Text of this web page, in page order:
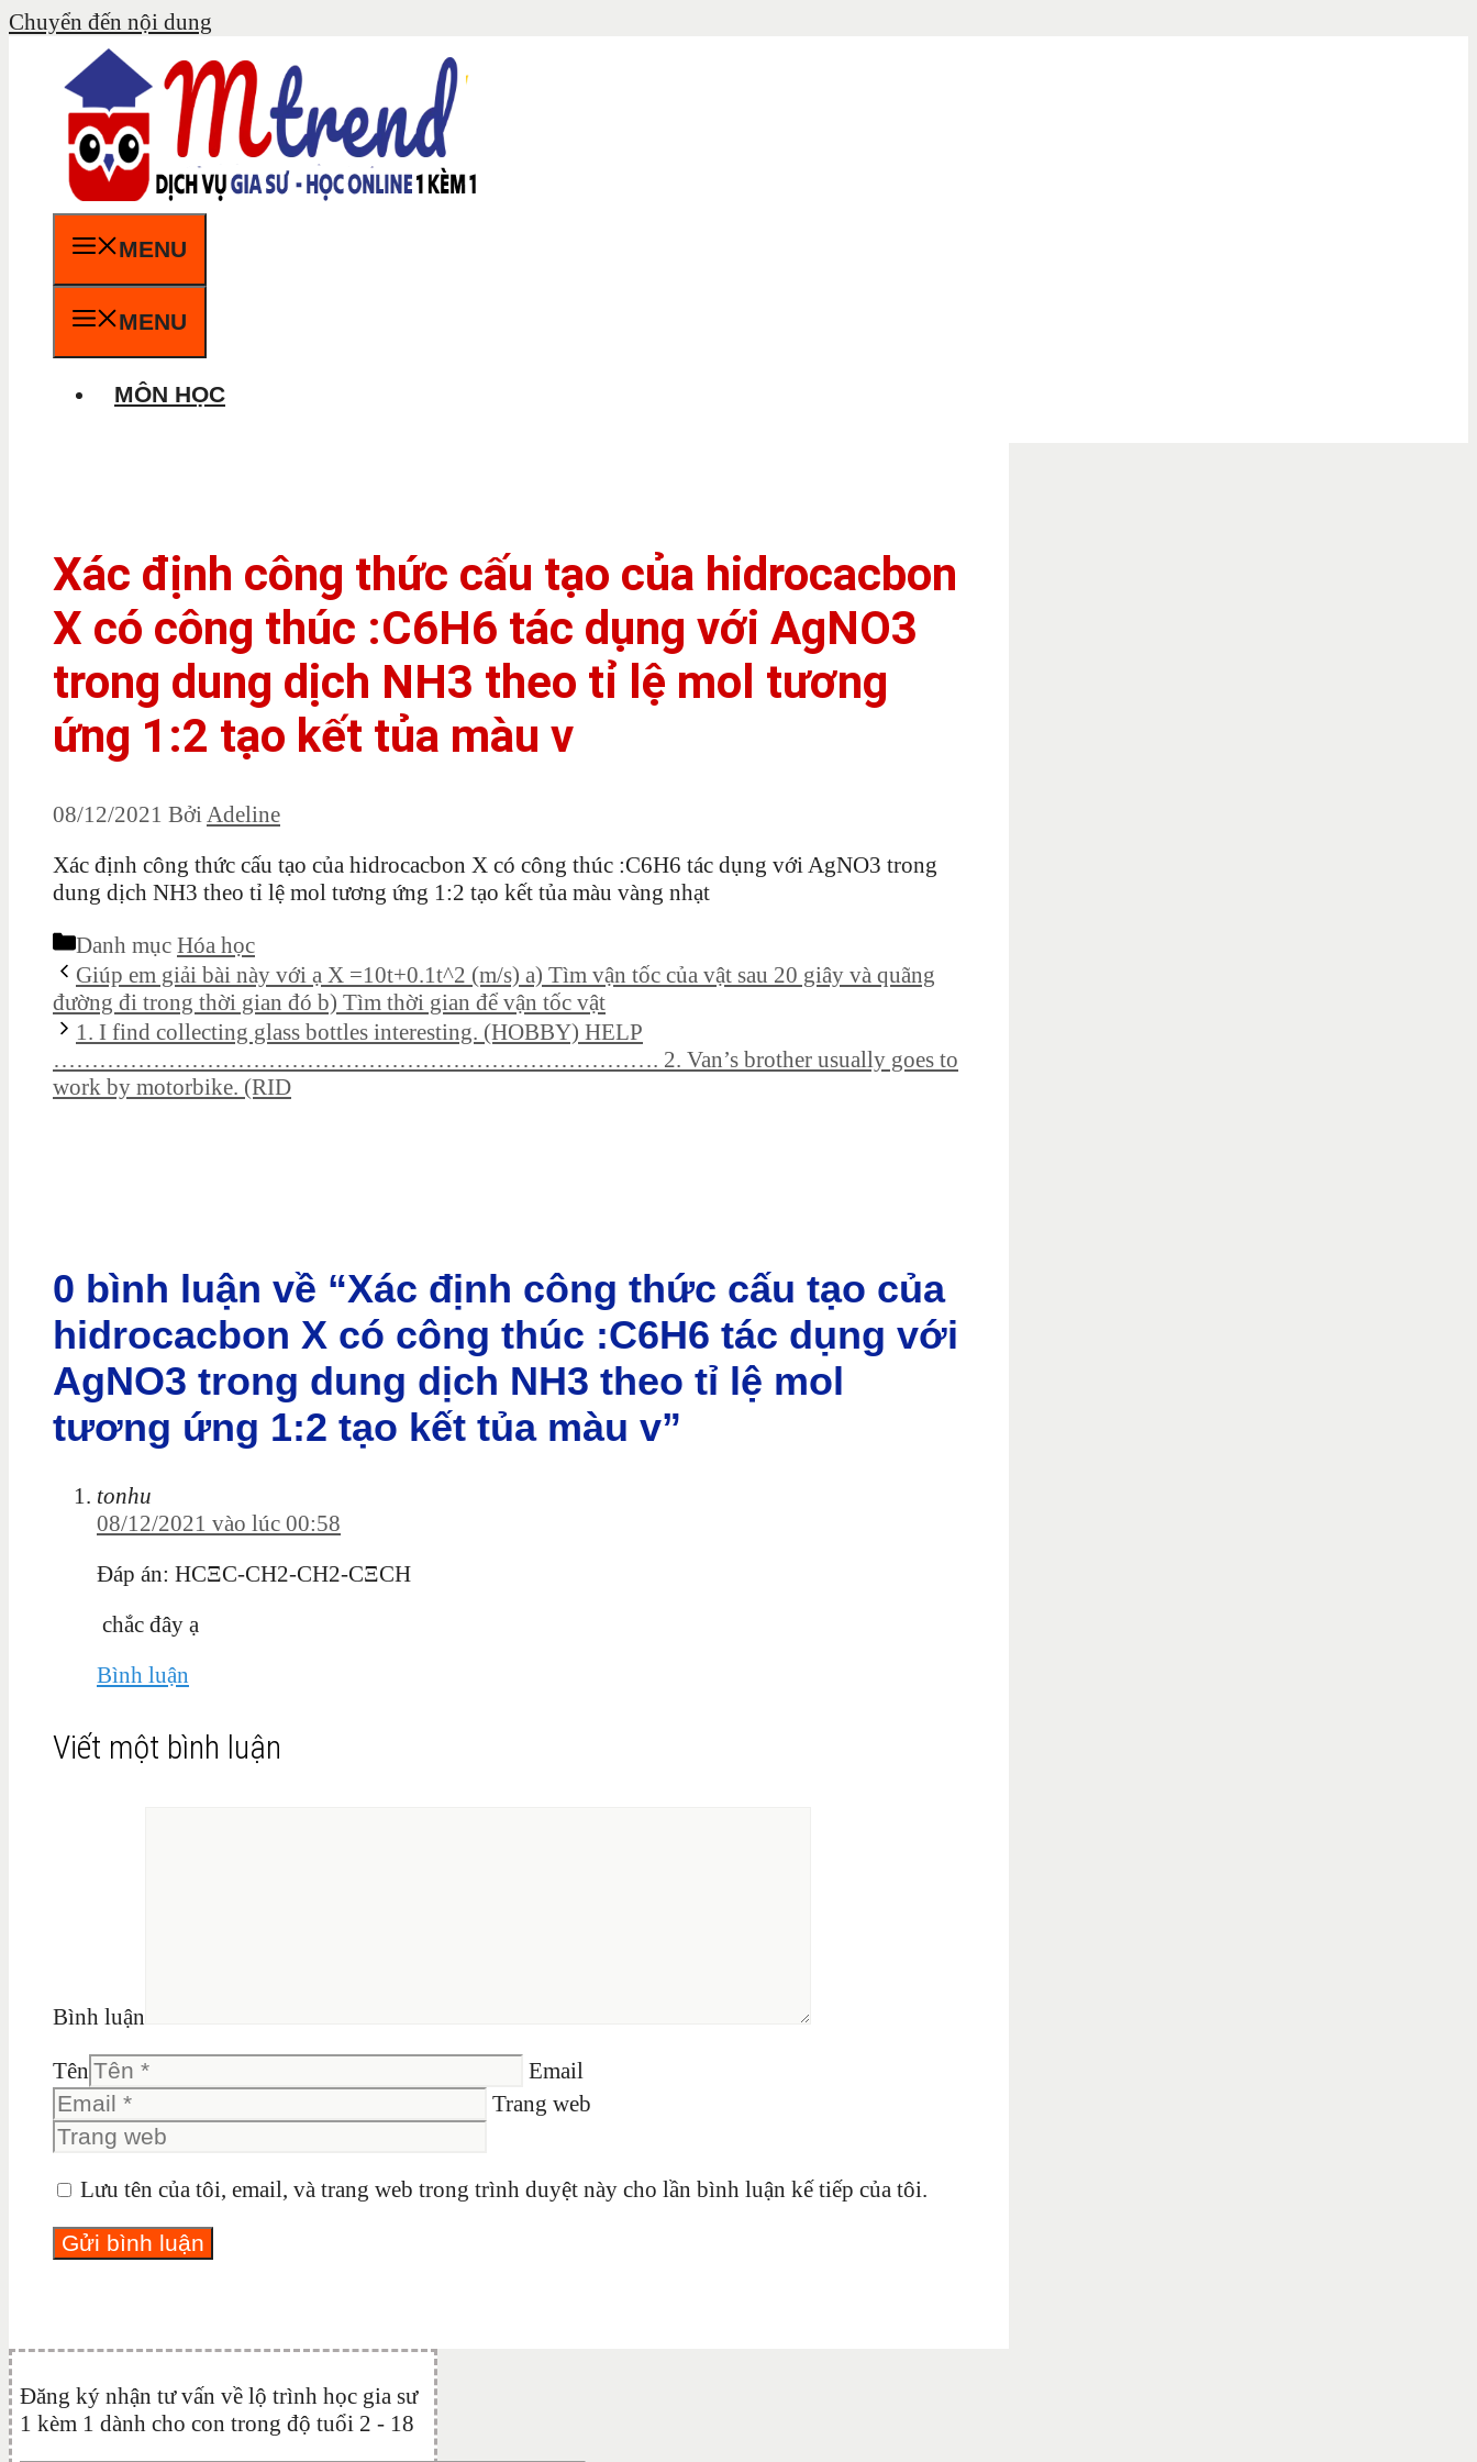
Chuyển đến nội dung
MENU
MENU
MÔN HỌC
Xác định công thức cấu tạo của hidrocacbon
X có công thúc :C6H6 tác dụng với AgNO3
trong dung dịch NH3 theo tỉ lệ mol tương
ứng 1:2 tạo kết tủa màu v
08/12/2021 Bởi Adeline
Xác định công thức cấu tạo của hidrocacbon X có công thúc :C6H6 tác dụng với AgNO3 trong
dung dịch NH3 theo tỉ lệ mol tương ứng 1:2 tạo kết tủa màu vàng nhạt
Danh mục Hóa học
Giúp em giải bài này với ạ X =10t+0.1t^2 (m/s) a) Tìm vận tốc của vật sau 20 giây và quãng
đường đi trong thời gian đó b) Tìm thời gian để vận tốc vật
1. I find collecting glass bottles interesting. (HOBBY) HELP
……………………………………………………………………. 2. Van’s brother usually goes to
work by motorbike. (RID
0 bình luận về “Xác định công thức cấu tạo của
hidrocacbon X có công thúc :C6H6 tác dụng với
AgNO3 trong dung dịch NH3 theo tỉ lệ mol
tương ứng 1:2 tạo kết tủa màu v”
tonhu
08/12/2021 vào lúc 00:58
Đáp án: HCΞC-CH2-CH2-CΞCH
chắc đây ạ
Bình luận
Viết một bình luận
Bình luận
Tên
Email
Trang web
Lưu tên của tôi, email, và trang web trong trình duyệt này cho lần bình luận kế tiếp của tôi.
Đăng ký nhận tư vấn về lộ trình học gia sư
1 kèm 1 dành cho con trong độ tuổi 2 - 18